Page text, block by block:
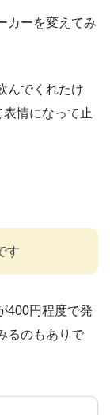
カーを変えてみ
んでくれたけ
情になって止
す
400円程度で発
るのもありで